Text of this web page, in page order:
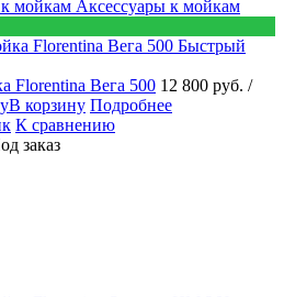
Аксессуары к мойкам
Быстрый
Florentina Вега 500 12 800 руб. /
В корзину Подробнее
К сравнению
заказ